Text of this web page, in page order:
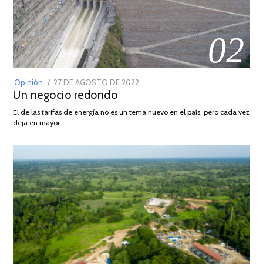
02
Opinión
POSTED
ON
27 DE AGOSTO DE 2022
DE
Un negocio redondo
El de las tarifas de energía no es un tema nuevo en el país, pero cada vez
deja en mayor …